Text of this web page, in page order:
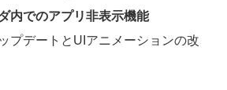
内でのアプリ非表示機能
プデートとUIアニメーションの改